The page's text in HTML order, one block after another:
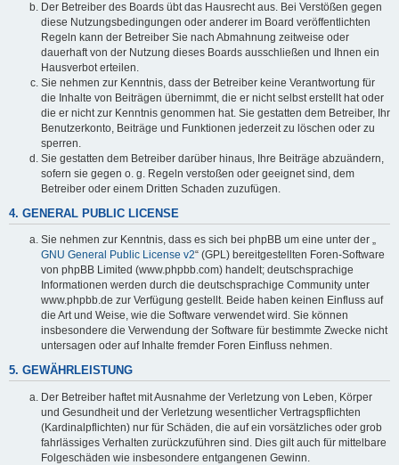
Der Betreiber des Boards übt das Hausrecht aus. Bei Verstößen gegen
diese Nutzungsbedingungen oder anderer im Board veröffentlichten
Regeln kann der Betreiber Sie nach Abmahnung zeitweise oder
dauerhaft von der Nutzung dieses Boards ausschließen und Ihnen ein
Hausverbot erteilen.
Sie nehmen zur Kenntnis, dass der Betreiber keine Verantwortung für
die Inhalte von Beiträgen übernimmt, die er nicht selbst erstellt hat oder
die er nicht zur Kenntnis genommen hat. Sie gestatten dem Betreiber, Ihr
Benutzerkonto, Beiträge und Funktionen jederzeit zu löschen oder zu
sperren.
Sie gestatten dem Betreiber darüber hinaus, Ihre Beiträge abzuändern,
sofern sie gegen o. g. Regeln verstoßen oder geeignet sind, dem
Betreiber oder einem Dritten Schaden zuzufügen.
4. GENERAL PUBLIC LICENSE
Sie nehmen zur Kenntnis, dass es sich bei phpBB um eine unter der „
GNU General Public License v2“ (GPL) bereitgestellten Foren-Software
von phpBB Limited (www.phpbb.com) handelt; deutschsprachige
Informationen werden durch die deutschsprachige Community unter
www.phpbb.de zur Verfügung gestellt. Beide haben keinen Einfluss auf
die Art und Weise, wie die Software verwendet wird. Sie können
insbesondere die Verwendung der Software für bestimmte Zwecke nicht
untersagen oder auf Inhalte fremder Foren Einfluss nehmen.
5. GEWÄHRLEISTUNG
Der Betreiber haftet mit Ausnahme der Verletzung von Leben, Körper
und Gesundheit und der Verletzung wesentlicher Vertragspflichten
(Kardinalpflichten) nur für Schäden, die auf ein vorsätzliches oder grob
fahrlässiges Verhalten zurückzuführen sind. Dies gilt auch für mittelbare
Folgeschäden wie insbesondere entgangenen Gewinn.